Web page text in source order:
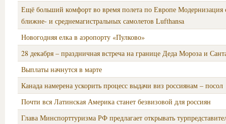
Ещё больший комфорт во время полета по Европе Модернизация
ближне- и среднемагистральных самолетов Lufthansa
Новогодняя елка в аэропорту «Пулково»
28 декабря – праздничная встреча на границе Деда Мороза и
Выплаты начнутся в марте
Канада намерена ускорить процесс выдачи виз россиянам – посол
Почти вся Латинская Америка станет безвизовой для россиян
Глава Минспорттуризма РФ предлагает открывать